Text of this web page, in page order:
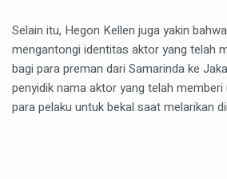
Selain itu, Hegon Kellen juga yakin
mengantongi identitas aktor yang telah
bagi para preman dari Samarinda ke
penyidik nama aktor yang telah
para pelaku untuk bekal saat melarikan